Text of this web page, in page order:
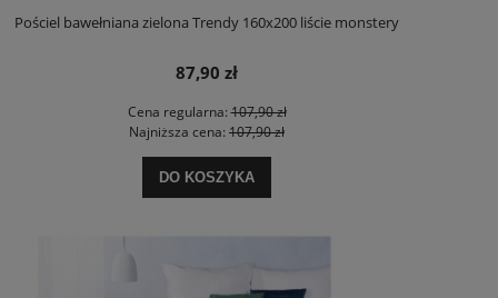
Pościel bawełniana zielona Trendy 160x200 liście monstery
87,90 zł
Cena regularna:107,90 zł
Najniższa cena: 107,90 zł
DO KOSZYKA